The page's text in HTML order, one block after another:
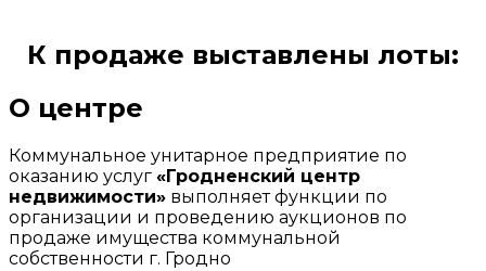
К продаже выставлены лоты:
О центре
Коммунальное унитарное предприятие по
оказанию услуг «Гродненский центр
недвижимости» выполняет функции по
организации и проведению аукционов по
продаже имущества коммунальной
собственности г. Гродно